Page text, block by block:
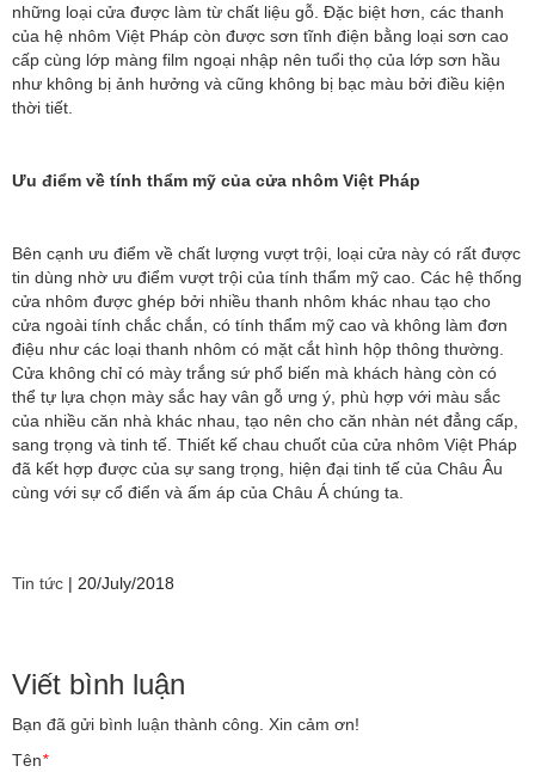
những loại cửa được làm từ chất liệu gỗ. Đặc biệt hơn, các thanh
của hệ nhôm Việt Pháp còn được sơn tĩnh điện bằng loại sơn cao
cấp cùng lớp màng film ngoại nhập nên tuổi thọ của lớp sơn hầu
như không bị ảnh hưởng và cũng không bị bạc màu bởi điều kiện
thời tiết.
Ưu điểm về tính thẩm mỹ của cửa nhôm Việt Pháp
Bên cạnh ưu điểm về chất lượng vượt trội, loại cửa này có rất được
tin dùng nhờ ưu điểm vượt trội của tính thẩm mỹ cao. Các hệ thống
cửa nhôm được ghép bởi nhiều thanh nhôm khác nhau tạo cho
cửa ngoài tính chắc chắn, có tính thẩm mỹ cao và không làm đơn
điệu như các loại thanh nhôm có mặt cắt hình hộp thông thường.
Cửa không chỉ có mày trắng sứ phổ biến mà khách hàng còn có
thể tự lựa chọn mày sắc hay vân gỗ ưng ý, phù hợp với màu sắc
của nhiều căn nhà khác nhau, tạo nên cho căn nhàn nét đẳng cấp,
sang trọng và tinh tế. Thiết kế chau chuốt của cửa nhôm Việt Pháp
đã kết hợp được của sự sang trọng, hiện đại tinh tế của Châu Âu
cùng với sự cổ điển và ấm áp của Châu Á chúng ta.
Tin tức | 20/July/2018
Viết bình luận
Bạn đã gửi bình luận thành công. Xin cảm ơn!
Tên*